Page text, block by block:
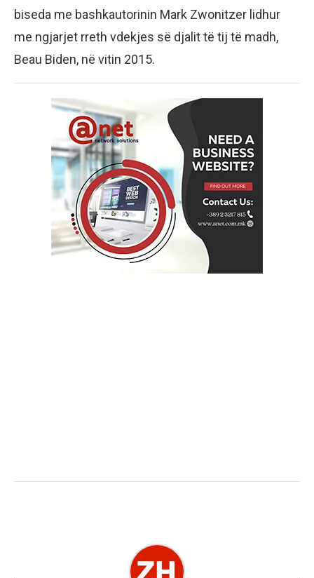
biseda me bashkautorinin Mark Zwonitzer lidhur
me ngjarjet rreth vdekjes së djalit të tij të madh,
Beau Biden, në vitin 2015.